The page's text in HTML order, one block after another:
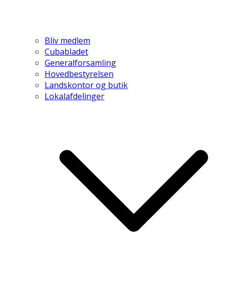
Bliv medlem
Cubabladet
Generalforsamling
Hovedbestyrelsen
Landskontor og butik
Lokalafdelinger